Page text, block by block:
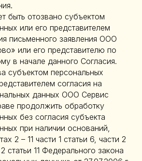
быть отозвано субъектом
или его представителем
письменного заявления ООО
или его представителю по
в начале данного Согласия.
субъектом персональных
согласия на
данных ООО Сервис
продолжить обработку
без согласия субъекта
при наличии оснований,
2 – 11 части 1 статьи 6, части 2
статьи 11 Федерального закона